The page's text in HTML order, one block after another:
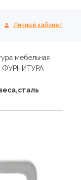
Личный кабинет
мебельная
ФУРНИТУРА